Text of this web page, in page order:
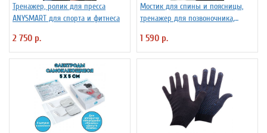
Тренажер, ролик для пресса
ANYSMART для спорта и фитнеса
2 750 р.
Мостик для спины и поясницы,
тренажер для позвоночника,
1 590 р.